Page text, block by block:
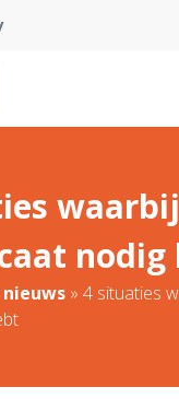
nodig
» 4 situaties